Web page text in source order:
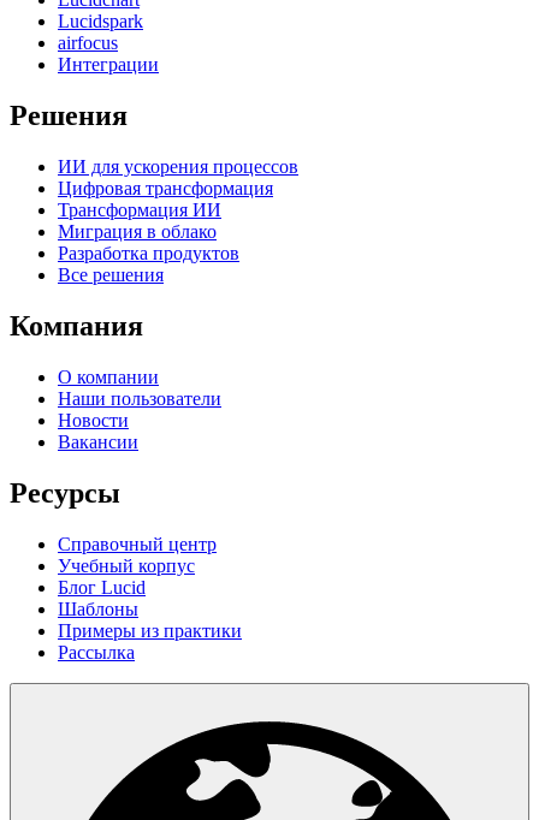
Lucidspark
airfocus
Интеграции
Решения
ИИ для ускорения процессов
Цифровая трансформация
Трансформация ИИ
Миграция в облако
Разработка продуктов
Все решения
Компания
О компании
Наши пользователи
Новости
Вакансии
Ресурсы
Справочный центр
Учебный корпус
Блог Lucid
Шаблоны
Примеры из практики
Рассылка